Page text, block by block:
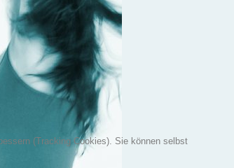
(Tracking Cookies). Sie können selbst